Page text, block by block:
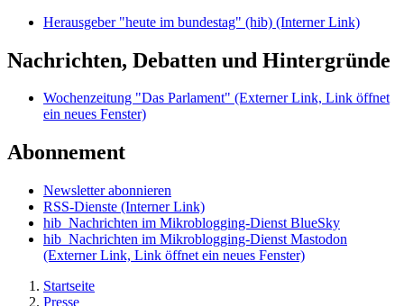
Herausgeber "heute im bundestag" (hib) (Interner Link)
Nachrichten, Debatten und Hintergründe
Wochenzeitung "Das Parlament" (Externer Link, Link öffnet
ein neues Fenster)
Abonnement
Newsletter abonnieren
RSS-Dienste (Interner Link)
hib_Nachrichten im Mikroblogging-Dienst BlueSky
hib_Nachrichten im Mikroblogging-Dienst Mastodon
(Externer Link, Link öffnet ein neues Fenster)
Startseite
Presse